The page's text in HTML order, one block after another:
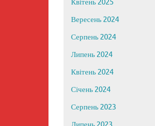
Квітень 2025
Вересень 2024
Серпень 2024
Липень 2024
Квітень 2024
Січень 2024
Серпень 2023